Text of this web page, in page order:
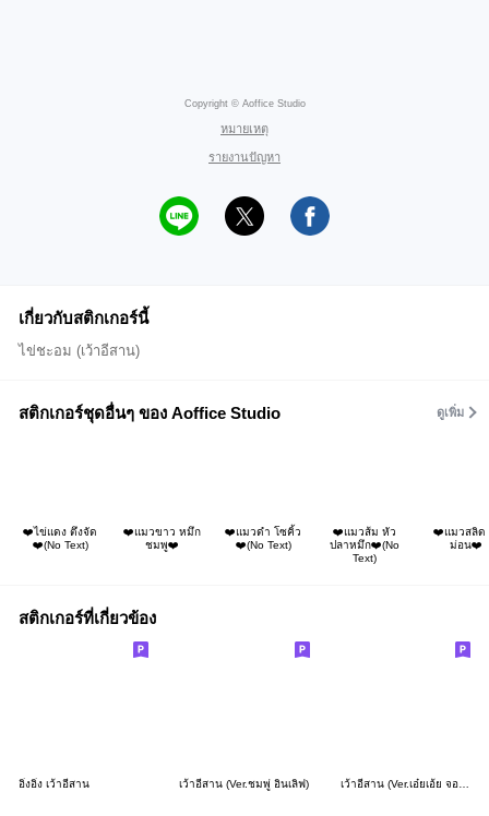
Copyright © Aoffice Studio
หมายเหตุ
รายงานปัญหา
เกี่ยวกับสติกเกอร์นี้
ไข่ชะอม (เว้าอีสาน)
สติกเกอร์ชุดอื่นๆ ของ Aoffice Studio ดูเพิ่ม
❤️ไข่แดง ตึงจัด
❤️(No Text)
❤️แมวขาว หมึก
ชมพู❤️
❤️แมวดำ โซคิ้ว
❤️(No Text)
❤️แมวส้ม หัว
ปลาหมึก❤️(No
Text)
❤️แมวสลิด
ม่อน❤️
สติกเกอร์ที่เกี่ยวข้อง
อิ๋งอิ๋ง เว้าอีสาน เว้าอีสาน (Ver.ชมพู่ อินเลิฟ) เว้าอีสาน (Ver.เอ๋ยเอ้ย จอมซน)